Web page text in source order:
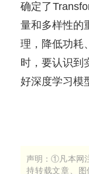
确定了
量和多样性的
理，降低功耗
时，要认识到
好深度学习模
声明：①凡本网
持转载文章、